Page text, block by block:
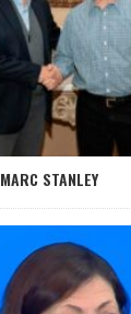
STANLEY